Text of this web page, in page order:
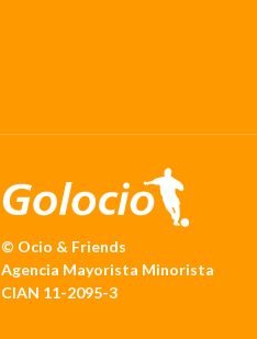
© Ocio & Friends
Agencia Mayorista Minorista
CIAN 11-2095-3